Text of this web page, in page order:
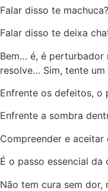
Falar disso te machuca?
Falar disso te deixa
Bem… é, é perturbador
resolve… Sim, tente
Enfrente os defeitos, o
Enfrente a sombra
Compreender e
É o passo essencial da
Não tem cura sem